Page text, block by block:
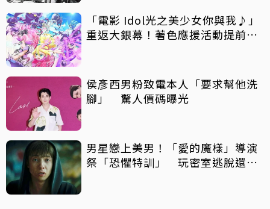
「電影 Idol光之美少女你與我♪」
重返大銀幕！著色應援活動提前開
侯彥西男粉致電本人「要求幫他洗
腳」 驚人價碼曝光
男星戀上美男！「愛的魔樣」導演
祭「恐懼特訓」 玩密室逃脫還得